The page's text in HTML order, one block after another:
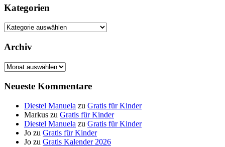
Kategorien
Kategorien
Archiv
Archiv
Neueste Kommentare
Diestel Manuela zu Gratis für Kinder
Markus zu Gratis für Kinder
Diestel Manuela zu Gratis für Kinder
Jo zu Gratis für Kinder
Jo zu Gratis Kalender 2026